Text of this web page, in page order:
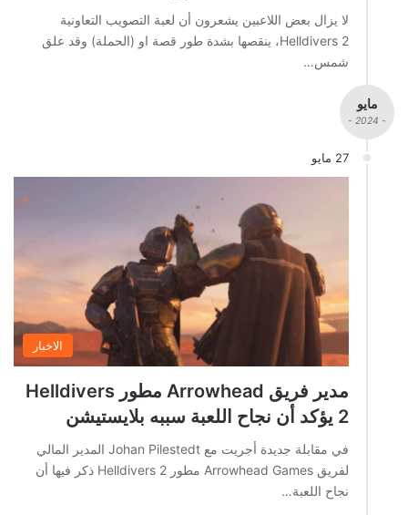
لا يزال بعض اللاعبين يشعرون أن لعبة التصويب التعاونية
Helldivers 2، ينقصها بشدة طور قصة او (الحملة) وقد علق
شمس…
مايو
- 2024 -
27 مايو
الاخبار
مدير فريق Arrowhead مطور Helldivers
2 يؤكد أن نجاح اللعبة سببه بلايستيشن
في مقابلة جديدة أجريت مع Johan Pilestedt المدير المالي
لفريق Arrowhead Games مطور Helldivers 2 ذكر فيها أن
نجاح اللعبة…